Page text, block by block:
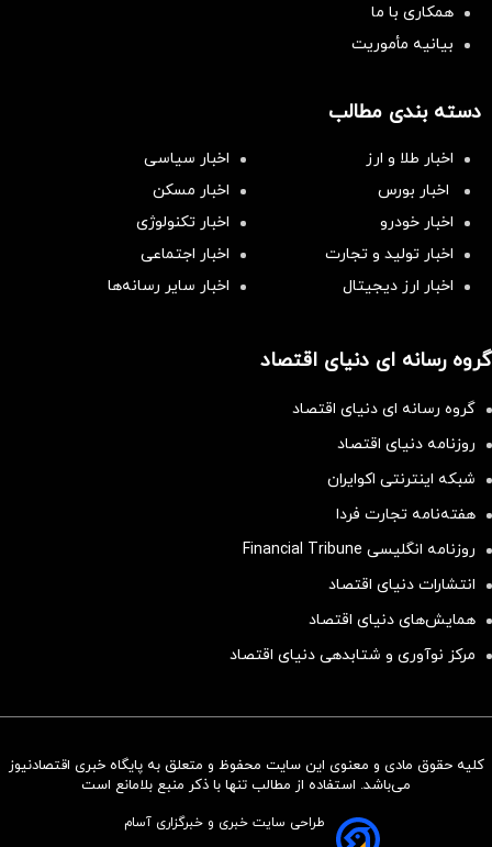
سرمایه‌گذاری همسنگ با شاخص
همکاری با ما
بیانیه مأموریت
دسته بندی مطالب
اخبار طلا و ارز
اخبار سیاسی
اخبار بورس
اخبار مسکن
اخبار خودرو
اخبار تکنولوژی
اخبار تولید و تجارت
اخبار اجتماعی
اخبار ارز دیجیتال
اخبار سایر رسانه‌‌ها
گروه رسانه ای دنیای اقتصاد
گروه رسانه ای دنیای اقتصاد
روزنامه دنیای اقتصاد
شبکه اینترنتی اکوایران
هفته‌نامه تجارت فردا
روزنامه انگلیسی Financial Tribune
انتشارات دنیای اقتصاد
همایش‌های دنیای اقتصاد
مرکز نوآوری و شتابدهی دنیای اقتصاد
کلیه حقوق مادی و معنوی این سایت محفوظ و متعلق به پایگاه خبری اقتصادنیوز
می‌باشد. استفاده از مطالب تنها با ذکر منبع بلامانع است
طراحی سایت خبری و خبرگزاری آسام